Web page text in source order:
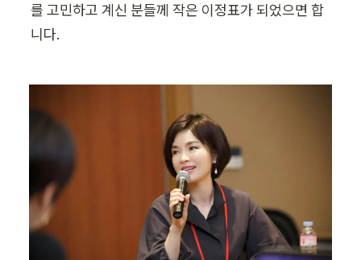
를 고민하고 계신 분들께 작은 이정표가 되었으면 합
니다.